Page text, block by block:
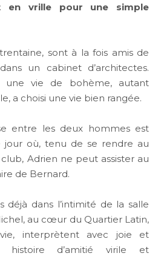
en vrille pour une simple
sont à la fois amis de
un cabinet d’architectes.
une vie de bohème, autant
a choisi une vie bien rangée.
entre les deux hommes est
jour où, tenu de se rendre au
Adrien ne peut assister au
de Bernard.
déjà dans l’intimité de la salle
au cœur du Quartier Latin,
interprètent avec joie et
histoire d’amitié virile et